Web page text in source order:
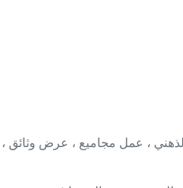
، عمل مجاميع ، عرض وثائق ،